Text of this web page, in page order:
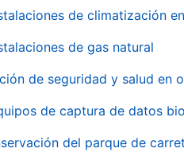
de climatización
de gas natural
de seguridad y salud en
de captura de datos
del parque de